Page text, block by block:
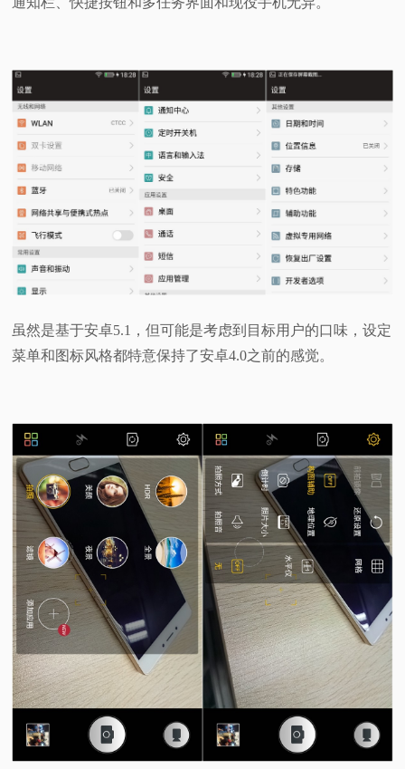
虽然是基于安卓5.1，但可能是考虑到目标用户的口味，设定
菜单和图标风格都特意保持了安卓4.0之前的感觉。